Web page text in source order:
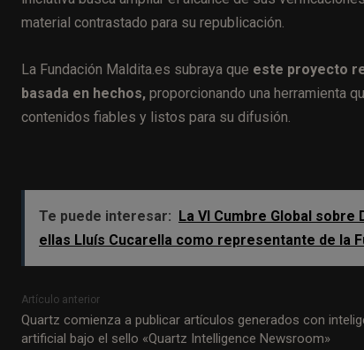
material contrastado para su republicación.
La Fundación Maldita.es subraya que este proyecto
basada en hechos, proporcionando una herramienta
contenidos fiables y listos para su difusión.
Te puede interesar: La VI Cumbre Global
ellas Lluís Cucarella como representante de la
Artículo anterior
Quartz comienza a publicar artículos generados con
artificial bajo el sello «Quartz Intelligence Newsroom»